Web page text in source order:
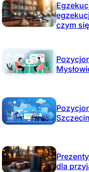
czym
Szczecin
dla